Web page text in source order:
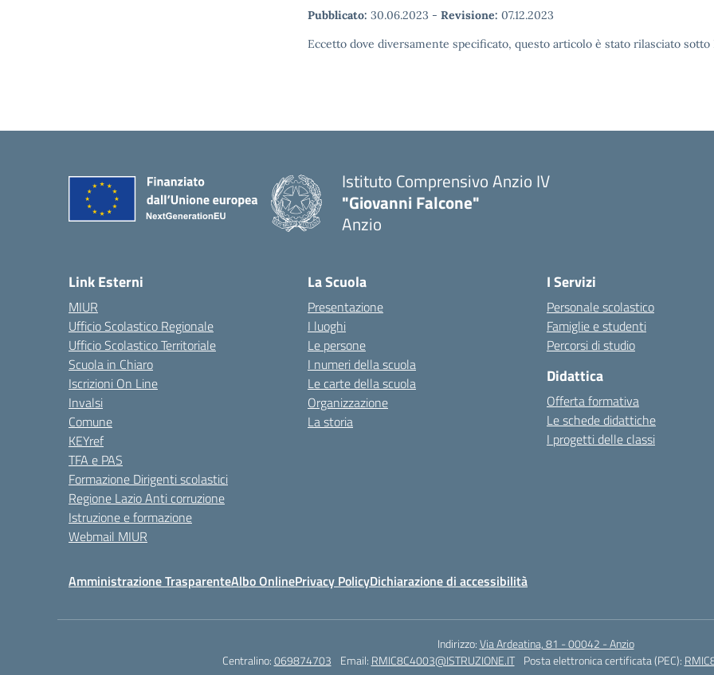
Pubblicato: 30.06.2023 - Revisione: 07.12.2023
Eccetto dove diversamente specificato, questo articolo è stato rilasciato
Istituto Comprensivo Anzio IV
"Giovanni Falcone"
Anzio
Link Esterni
MIUR
Ufficio Scolastico Regionale
Ufficio Scolastico Territoriale
Scuola in Chiaro
Iscrizioni On Line
Invalsi
Comune
KEYref
TFA e PAS
Formazione Dirigenti scolastici
Regione Lazio Anti corruzione
Istruzione e formazione
Webmail MIUR
La Scuola
Presentazione
I luoghi
Le persone
I numeri della scuola
Le carte della scuola
Organizzazione
La storia
I Servizi
Personale scolastico
Famiglie e studenti
Percorsi di studio
Didattica
Offerta formativa
Le schede didattiche
I progetti delle classi
Amministrazione TrasparenteAlbo OnlinePrivacy PolicyDichiarazione di accessibilità
Indirizzo:Via Ardeatina, 81 - 00042 - Anzio
Centralino:069874703 Email: RMIC8C4003@ISTRUZIONE.IT Posta elettronica certificata (PEC):